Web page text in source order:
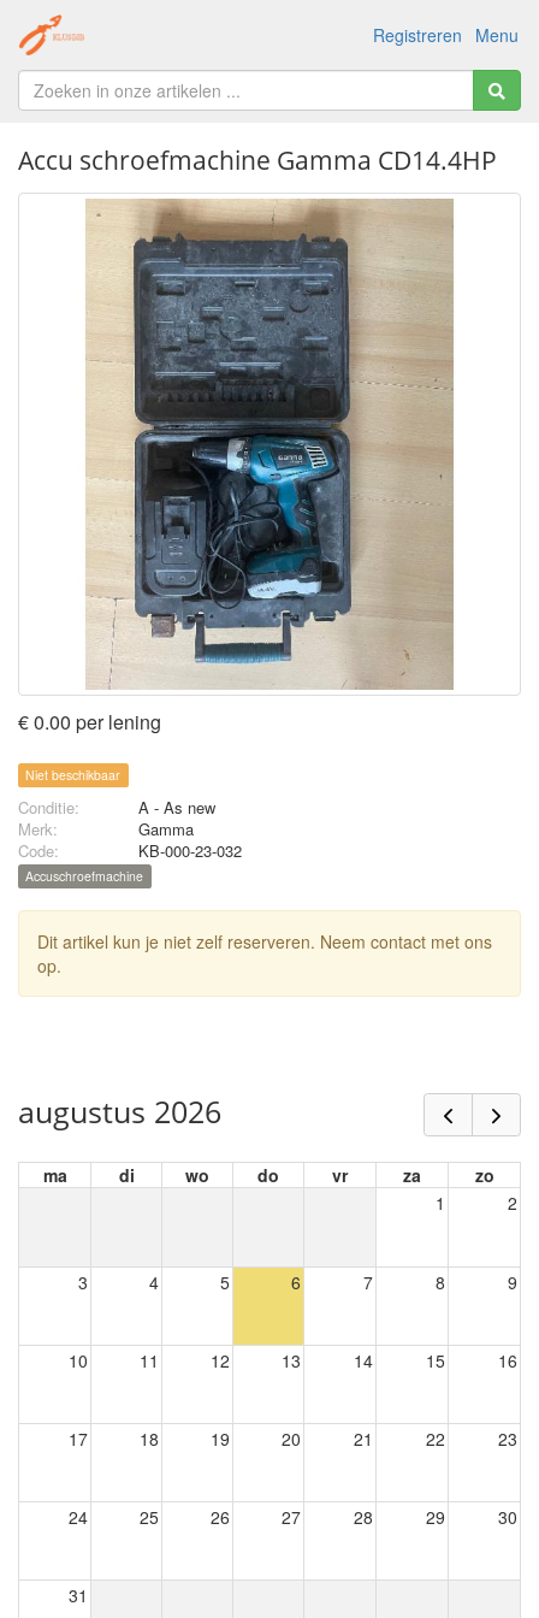
Menu
Registreren
Accu schroefmachine Gamma CD14.4HP
€ 0.00 per lening
Niet beschikbaar
Conditie:
A - As new
Merk:
Gamma
Code:
KB-000-23-032
Accuschroefmachine
Dit artikel kun je niet zelf reserveren. Neem contact met ons
op.
augustus 2026
ma di wo do vr za
zo
1
2
3 4 5 6 7 8 9
10 11 12 13 14 15 16
17 18 19 20 21 22 23
24 25 26 27 28 29 30
31